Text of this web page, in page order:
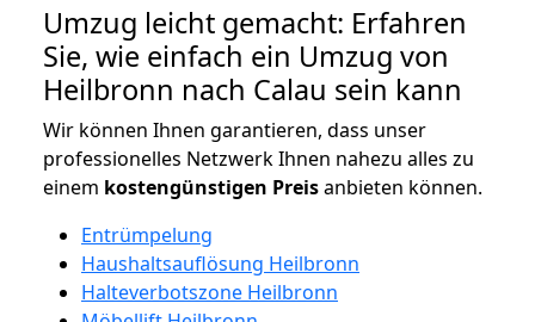
Umzug leicht gemacht: Erfahren
Sie, wie einfach ein Umzug von
Heilbronn nach Calau sein kann
Wir können Ihnen garantieren, dass unser
professionelles Netzwerk Ihnen nahezu alles zu
einem kostengünstigen Preisanbieten können.
Entrümpelung
Haushaltsauflösung Heilbronn
Halteverbotszone Heilbronn